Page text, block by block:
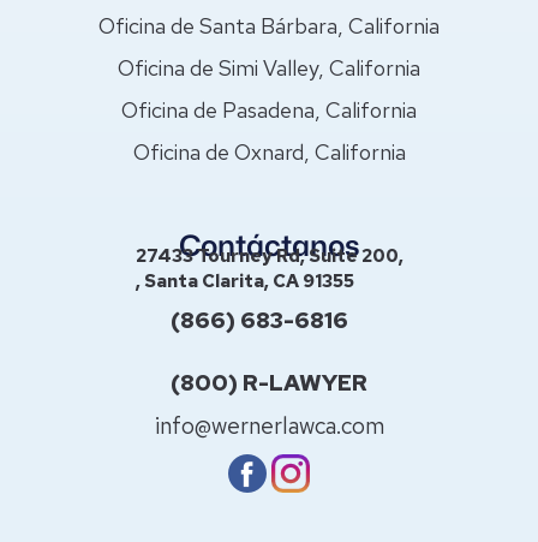
Oficina de Santa Bárbara, California
Oficina de Simi Valley, California
Oficina de Pasadena, California
Oficina de Oxnard, California
Contáctanos
27433 Tourney Rd, Suite 200,
, Santa Clarita, CA 91355
(866) 683-6816
(800) R-LAWYER
info@wernerlawca.com